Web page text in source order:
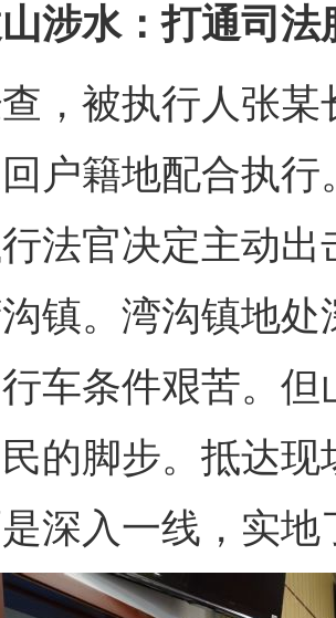
水：打通司法
被执行人张某
户籍地配合执
法官决定主动
镇。湾沟镇地
车条件艰苦。
的脚步。抵达
深入一线，实